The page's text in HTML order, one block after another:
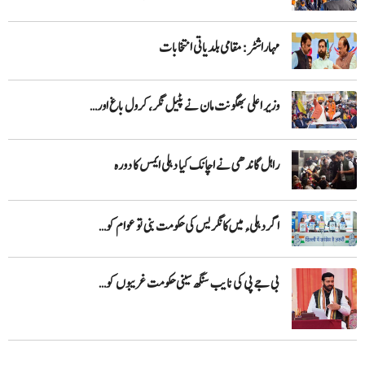
مہاراشٹر: مقامی بلدیاتی انتخابات
وزیر اعلی بھگونت مان نے پٹیل نگر، کرول باغ اور…
راہل گاندھی نے اچانک کیا دہلی ایمس کا دورہ
اگر دہلیء میں کانگریس کی حکومت بنی تو عوام کو…
بی جے پی کی نایب سنگھ سینی حکومت غریبوں کو…